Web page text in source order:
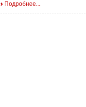
Подробнее...